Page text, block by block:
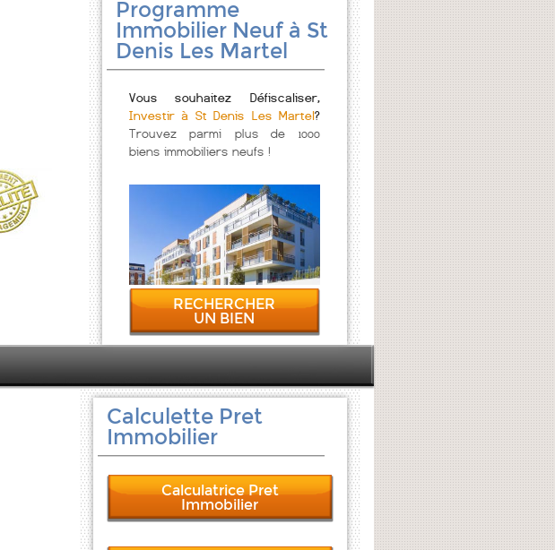
Programme
Immobilier Neuf à St
Denis Les Martel
Vous souhaitez Défiscaliser,
Investir à St Denis Les Martel?
Trouvez parmi plus de 1000
biens immobiliers neufs !
RECHERCHER
UN BIEN
Calculette Pret
Immobilier
Calculatrice Pret
Immobilier